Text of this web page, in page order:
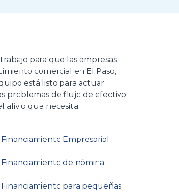
para que las empresas
comercial en El Paso,
está listo para actuar
problemas de flujo de efectivo
alivio que necesita.
Financiamiento Empresarial
Financiamiento de nómina
Financiamiento para pequeñas